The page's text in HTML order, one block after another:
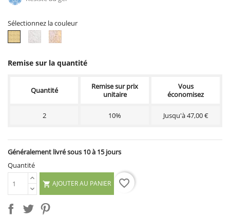
Sélectionnez la couleur
vieilli
Ton
blanc
Ton
pierre
Remise sur la quantité
Quantité
Remise sur prix
unitaire
Vous
économisez
2 10% Jusqu'à 47,00 €
Généralement livré sous 10 à 15 jours
Quantité
 AJOUTER AU PANIER favorite_border